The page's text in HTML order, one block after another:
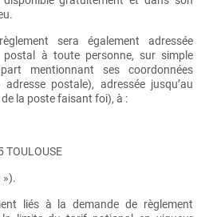
sera également adressée
à toute personne, sur simple
mentionnant ses coordonnées
postale), adressée jusqu’au
la poste faisant foi), à :
TOULOUSE
»).
liés à la demande de règlement